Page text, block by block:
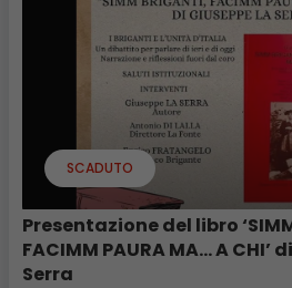
SCADUTO
Presentazione del libro
FACIMM PAURA MA… A CHI’
Serra